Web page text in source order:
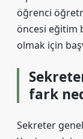
öğrenci
öncesi eğitim
olmak için
fark
Sekreter